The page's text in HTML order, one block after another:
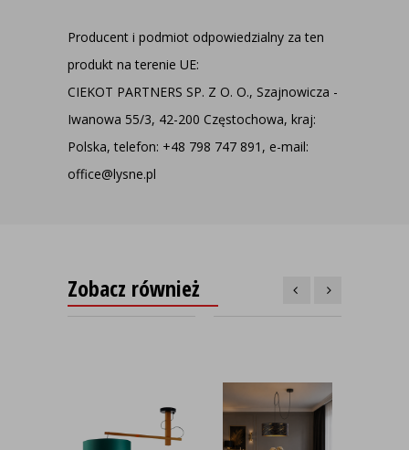
Producent i podmiot odpowiedzialny za ten
produkt na terenie UE:
CIEKOT PARTNERS SP. Z O. O., Szajnowicza -
Iwanowa 55/3, 42-200 Częstochowa, kraj:
Polska, telefon: +48 798 747 891, e-mail:
office@lysne.pl
Zobacz również